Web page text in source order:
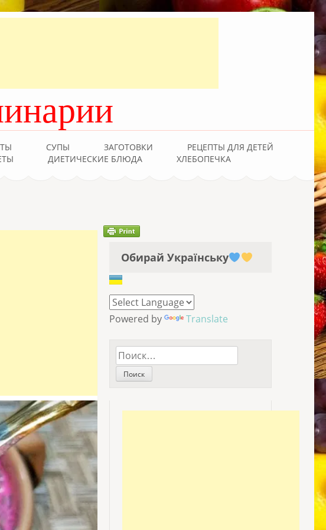
СУПЫ ЗАГОТОВКИ
РЕЦЕПТЫ ДЛЯ ДЕТЕЙ
ДИЕТИЧЕСКИЕ БЛЮДА ХЛЕБОПЕЧКА
Обирай Українську
Powered by Translate
Найти: